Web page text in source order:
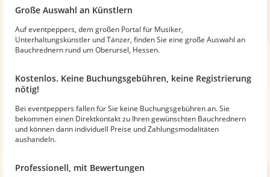
Große Auswahl an Künstlern
Auf eventpeppers, dem großen Portal für Musiker,
Unterhaltungskünstler und Tänzer, finden Sie eine große Auswahl an
Bauchrednern rund um Oberursel, Hessen.
Kostenlos. Keine Buchungsgebühren, keine Registrierung
nötig!
Bei eventpeppers fallen für Sie keine Buchungsgebühren an. Sie
bekommen einen Direktkontakt zu Ihren gewünschten Bauchrednern
und können dann individuell Preise und Zahlungsmodalitäten
aushandeln.
Professionell, mit Bewertungen